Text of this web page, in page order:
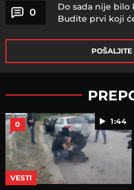
0
Do sada nije bilo
Budite prvi koji
1:44
0
VESTI